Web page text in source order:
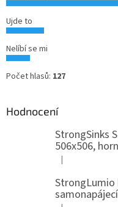
Ujde to
Nelíbí se mi
Počet hlasů: 127
Hodnocení
StrongSinks
506x506,
Hodnocení
|
StrongLumio